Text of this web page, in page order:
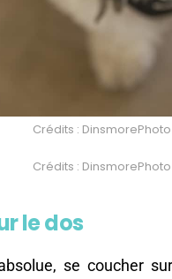
Crédits :
Crédits :
le dos
se coucher